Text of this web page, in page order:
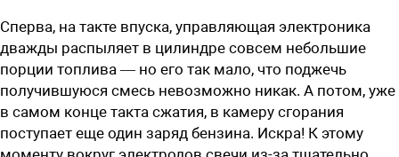
Сперва, на такте впуска, управляющая электроника
дважды распыляет в цилиндре совсем небольшие
порции топлива — но его так мало, что поджечь
получившуюся смесь невозможно никак. А потом, уже
в самом конце такта сжатия, в камеру сгорания
поступает еще один заряд бензина. Искра! К этому